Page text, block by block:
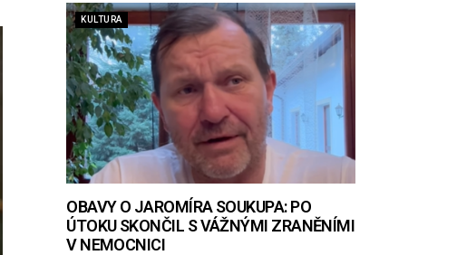
KULTURA
OBAVY O JAROMÍRA SOUKUPA: PO
ÚTOKU SKONČIL S VÁŽNÝMI ZRANĚNÍMI
V NEMOCNICI